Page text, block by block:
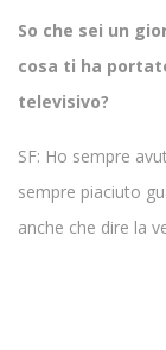
So che sei un
cosa ti ha
televisivo?
SF: Ho sempre
sempre piaciuto
anche che dire la